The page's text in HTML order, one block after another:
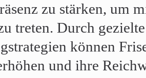
zu stärken, um
treten. Durch
können
und ihre